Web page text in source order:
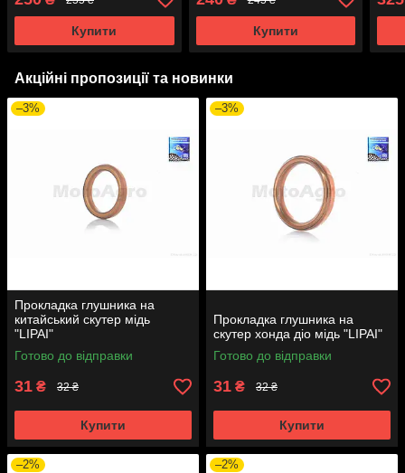
Купити Купити
Акційні пропозиції та новинки
–3%
Прокладка глушника на
китайський скутер мідь
"LIPAI"
Готово до відправки
31 ₴ 32 ₴
Купити
–3%
Прокладка глушника на
скутер хонда діо мідь "LIPAI"
Готово до відправки
31 ₴ 32 ₴
Купити
–2% –2%